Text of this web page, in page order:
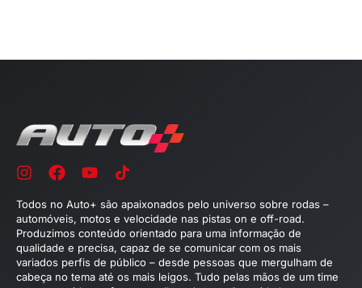
Todos no Auto+ são apaixonados pelo universo sobre rodas –
automóveis, motos e velocidade nas pistas on e off-road.
Produzimos conteúdo orientado para uma informação de
qualidade e precisa, capaz de se comunicar com os mais
variados perfis de público – desde pessoas que mergulham de
cabeça no tema até os mais leigos. Tudo pelas mãos de um time